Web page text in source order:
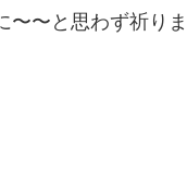
〜と思わず祈りま